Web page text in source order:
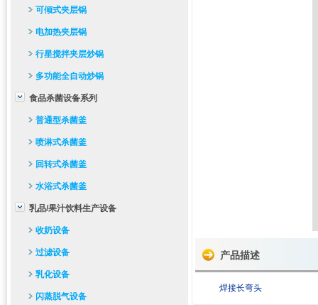
可倾式夹层锅
电加热夹层锅
行星搅拌夹层炒锅
多功能全自动炒锅
食品杀菌设备系列
普通型杀菌釜
喷淋式杀菌釜
回转式杀菌釜
水浴式杀菌釜
乳品/果汁饮料生产设备
收奶设备
过滤设备
乳化设备
闪蒸脱气设备
产品描述
焊接长弯头